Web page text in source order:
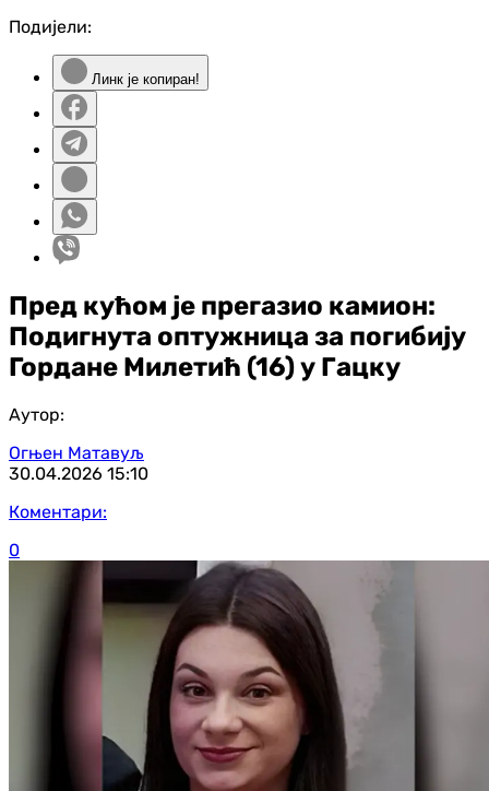
Подијели:
Линк је копиран!
Пред кућом је прегазио камион:
Подигнута оптужница за погибију
Гордане Милетић (16) у Гацку
Аутор:
Огњен Матавуљ
30.04.2026 15:10
Коментари:
0